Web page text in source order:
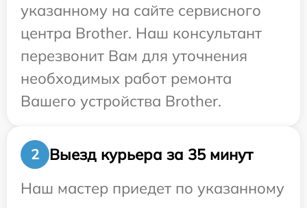
указанному на сайте сервисного
центра Brother. Наш консультант
перезвонит Вам для уточнения
необходимых работ ремонта
Вашего устройства Brother.
2
Выезд курьера за 35 минут
Наш мастер приедет по указанному